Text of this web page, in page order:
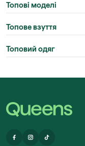
Топові моделі
Топове взуття
Топовий одяг